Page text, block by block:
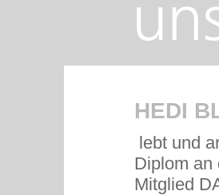
HEDI
lebt und
Diplom an
Mitglied